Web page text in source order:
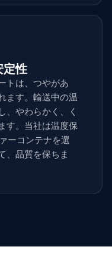
定性
トは、つやがあ
ます。輸送中の温
、やわらかく、く
す。当社は温度保
ーコンテナを選
、品質を保ちま